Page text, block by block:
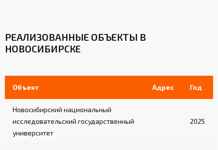
РЕАЛИЗОВАННЫЕ ОБЪЕКТЫ В
НОВОСИБИРСКЕ
Объект Адрес Год
Новосибирский национальный
исследовательский государственный
университет
2025